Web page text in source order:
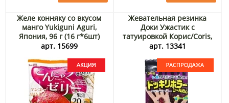
Желе конняку со вкусом
манго Yukiguni Aguri,
Япония, 96 г (16 г*6шт)
Акция
арт. 15699
Жевательная резинка
Доки Ужастик с
татуировкой Корис/Coris,
Япония Распродажа
арт. 13341